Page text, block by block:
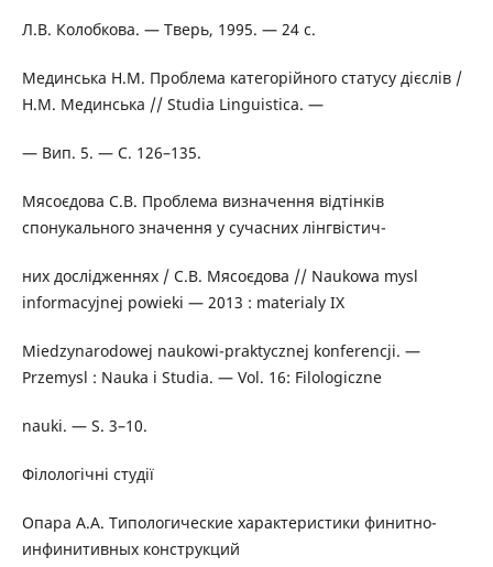
Л.В. Колобкова. — Тверь, 1995. — 24 с.
Мединська Н.М. Проблема категорійного статусу дієслів /
Н.М. Мединська // Studia Linguistica. —
— Вип. 5. — С. 126–135.
Мясоєдова С.В. Проблема визначення відтінків
спонукального значення у сучасних лінгвістич-
них дослідженнях / С.В. Мясоєдова // Naukowa mysl
informacyjnej powieki — 2013 : materialy IX
Miedzynarodowej naukowi-praktycznej konferencji. —
Przemysl : Nauka i Studia. — Vol. 16: Filologiczne
nauki. — S. 3–10.
Філологічні студії
Опара А.А. Типологические характеристики финитно-
инфинитивных конструкций